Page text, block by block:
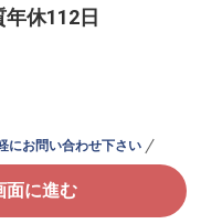
休112日
にお問い合わせ下さい
面に進む